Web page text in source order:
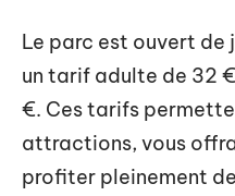
Le parc est ouvert de
un tarif adulte de 32
€. Ces tarifs
attractions, vous
profiter pleinement